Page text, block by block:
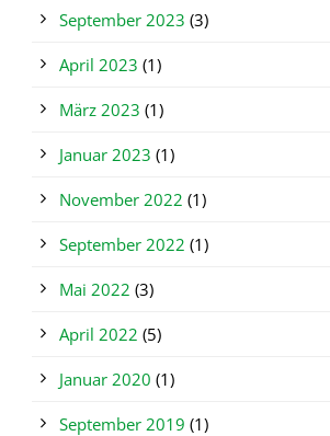
September 2023 (3)
April 2023 (1)
März 2023 (1)
Januar 2023 (1)
November 2022 (1)
September 2022 (1)
Mai 2022 (3)
April 2022 (5)
Januar 2020 (1)
September 2019 (1)